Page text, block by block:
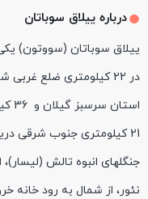
درباره ييلاق سوباتان
ییلاق سوباتان (سووتون)
در 22 کیلومتری ضلع
21 کیلومتری جنوب شرقی
جنگلهای انبوه تالش
نئور، از شمال به رود خانه